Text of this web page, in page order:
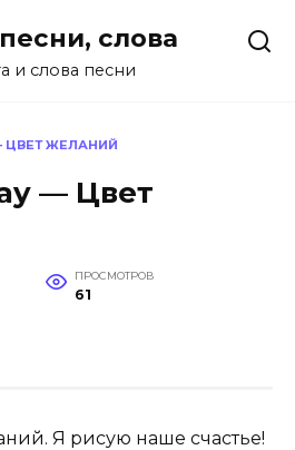
слова
и слова песни
ЦВЕТ ЖЕЛАНИЙ
— Цвет
ПРОСМОТРОВ
61
Я рисую наше счастье!